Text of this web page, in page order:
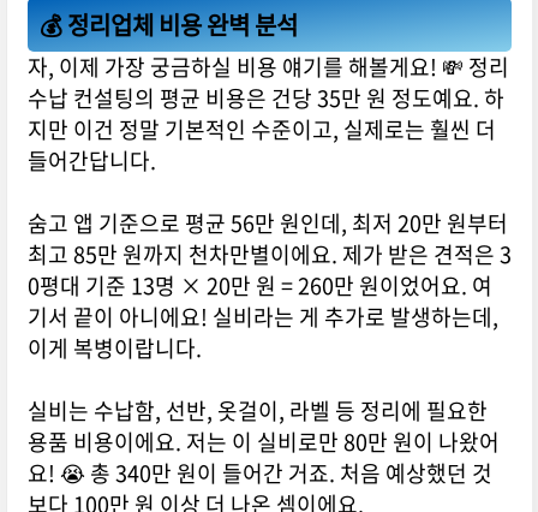
💰 정리업체 비용 완벽 분석
자, 이제 가장 궁금하실 비용 얘기를 해볼게요! 💸 정리
수납 컨설팅의 평균 비용은 건당 35만 원 정도예요. 하
지만 이건 정말 기본적인 수준이고, 실제로는 훨씬 더
들어간답니다.
숨고 앱 기준으로 평균 56만 원인데, 최저 20만 원부터
최고 85만 원까지 천차만별이에요. 제가 받은 견적은 3
0평대 기준 13명 × 20만 원 = 260만 원이었어요. 여
기서 끝이 아니에요! 실비라는 게 추가로 발생하는데,
이게 복병이랍니다.
실비는 수납함, 선반, 옷걸이, 라벨 등 정리에 필요한
용품 비용이에요. 저는 이 실비로만 80만 원이 나왔어
요! 😭 총 340만 원이 들어간 거죠. 처음 예상했던 것
보다 100만 원 이상 더 나온 셈이에요.